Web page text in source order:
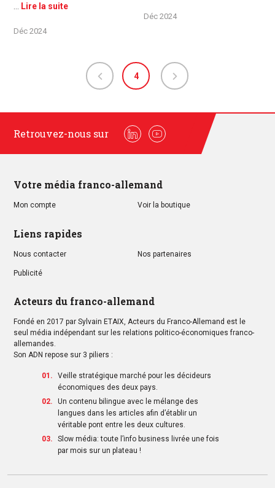
Lire la suite
Déc 2024
Déc 2024
4
Retrouvez-nous sur
LinkedinYoutube
Votre média franco-allemand
Mon compte Voir la boutique
Liens rapides
Nous contacter Nos partenaires
Publicité
Acteurs du franco-allemand
Fondé en 2017 par Sylvain ETAIX, Acteurs du Franco-Allemand est le
seul média indépendant sur les relations politico-économiques franco-
allemandes.
Son ADN repose sur 3 piliers :
Veille stratégique marché pour les décideurs
économiques des deux pays.
Un contenu bilingue avec le mélange des
langues dans les articles afin d’établir un
véritable pont entre les deux cultures.
Slow média: toute l’info business livrée une fois
par mois sur un plateau !